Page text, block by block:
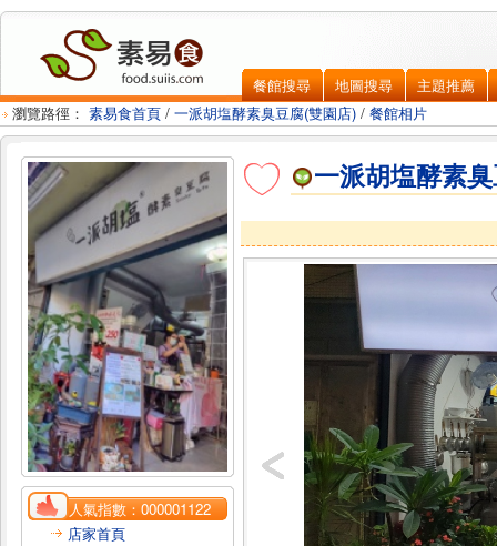
餐館搜尋 地圖搜尋
主題推薦
瀏覽路徑： 素易食首頁 / 一派胡塩酵素臭豆腐(雙園店) / 餐館相片
人氣指數：000001122
店家首頁
一派胡塩酵素